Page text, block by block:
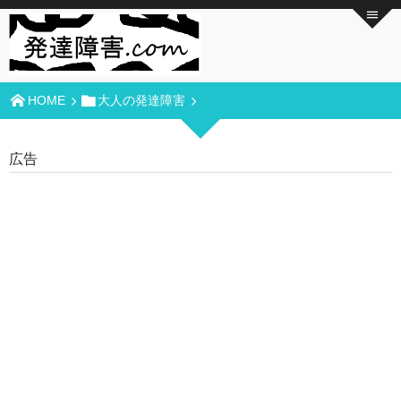
HOME 大人の発達障害
広告